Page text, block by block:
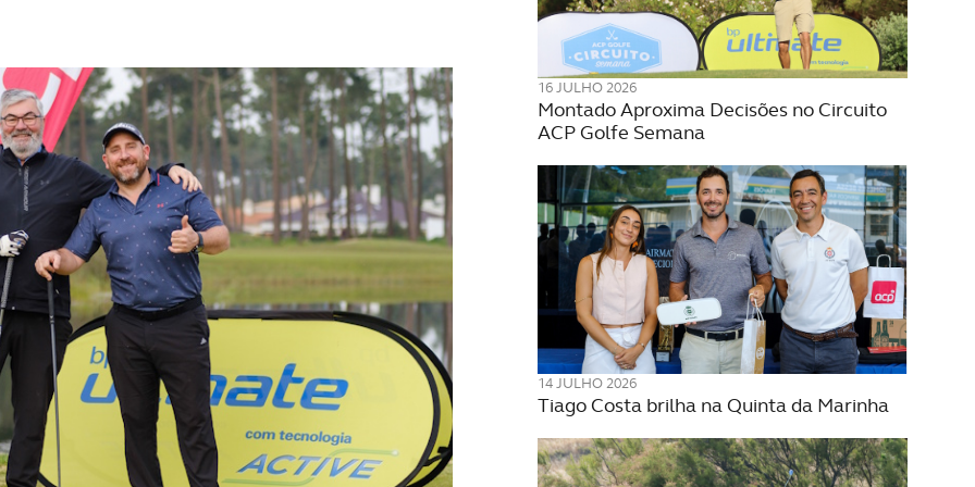
16 JULHO 2026
Montado Aproxima Decisões no Circuito
ACP Golfe Semana
14 JULHO 2026
Tiago Costa brilha na Quinta da Marinha